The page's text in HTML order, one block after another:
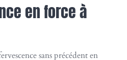
en force à
sans précédent en